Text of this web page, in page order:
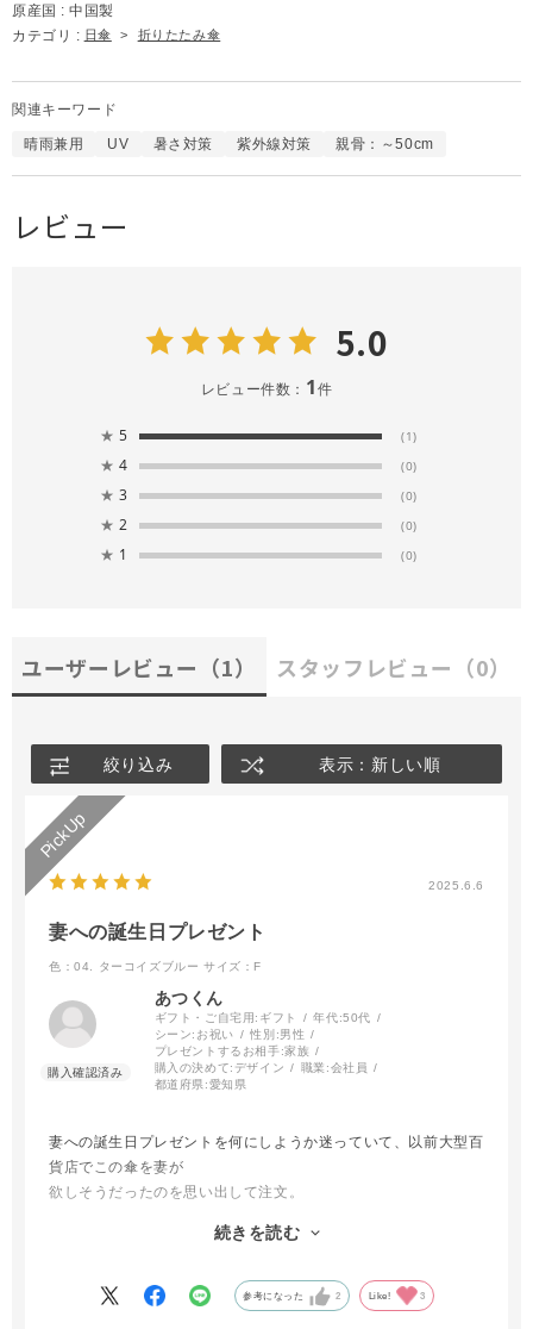
原産国 : 中国製
カテゴリ : 日傘 > 折りたたみ傘
関連キーワード
晴雨兼用 UV 暑さ対策 紫外線対策 親骨：～50cm
レビュー
5.0
レビュー件数： 1件
★ 5 (1)
★ 4 (0)
★ 3 (0)
★ 2 (0)
★ 1 (0)
ユーザーレビュー （1） スタッフレビュー （0）
絞り込み 表示：新しい順
2025.6.6
妻への誕生日プレゼント
色：04. ターコイズブルー サイズ：F
あつくん
ギフト・ご自宅用: ギフト 年代:50代
シーン: お祝い 性別:男性
プレゼントするお相手:家族
購入の決めて: デザイン 職業:会社員
都道府県:愛知県
妻への誕生日プレゼントを何にしようか迷っていて、以前大型百
貨店でこの傘を妻が
欲しそうだったのを思い出して注文。
然誕生日には間に合わないと
対応で、なんと誕生日前日に到着。
続きを読む
参考になった 2 Like! 3